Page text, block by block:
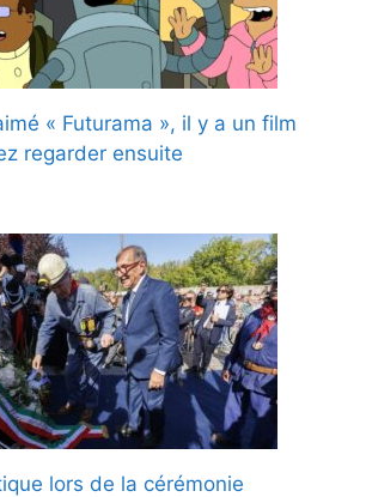
« Futurama », il y a un film
regarder ensuite
lors de la cérémonie